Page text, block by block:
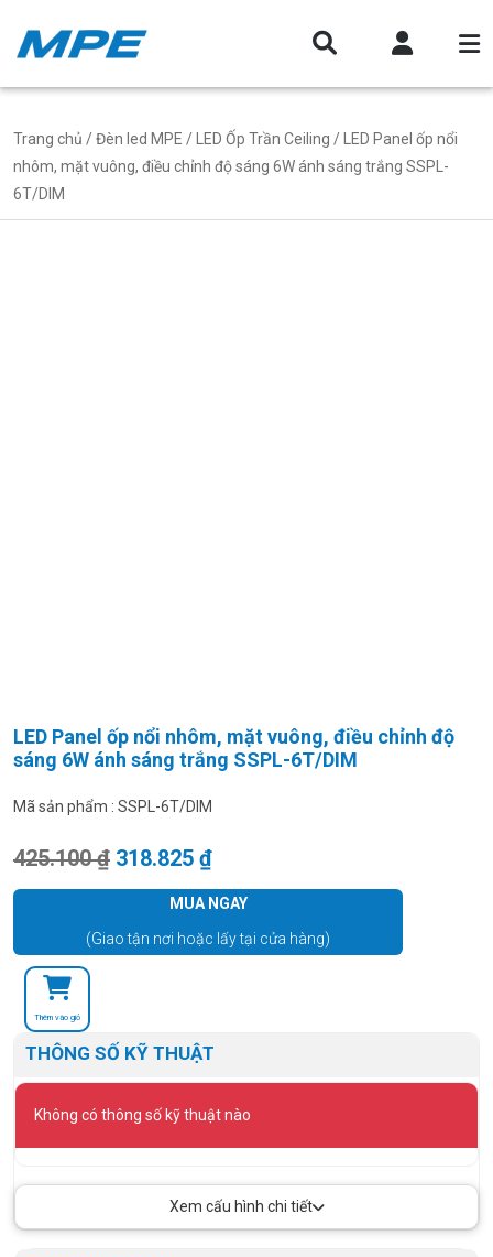
Trang chủ /Đèn led MPE / LED Ốp Trần Ceiling / LED Panel ốp nổi
nhôm, mặt vuông, điều chỉnh độ sáng 6W ánh sáng trắng SSPL-
6T/DIM
LED Panel ốp nổi nhôm, mặt vuông, điều chỉnh độ
sáng 6W ánh sáng trắng SSPL-6T/DIM
Mã sản phẩm : SSPL-6T/DIM
425.100₫ Giá gốc là: 425.100 ₫.
318.825 ₫Giá hiện tại là: 318.825 ₫.
MUA NGAY
(Giao tận nơi hoặc lấy tại cửa hàng)
Thêm vào giỏ
THÔNG SỐ KỸ THUẬT
Không có thông số kỹ thuật nào
Xem cấu hình chi tiết